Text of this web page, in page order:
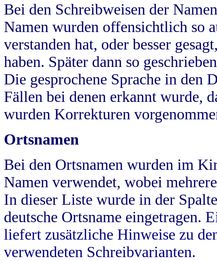
Bei den Schreibweisen der
Namen wurden offensichtlich so
verstanden hat, oder besser
haben. Später dann so
Die gesprochene Sprache in
Fällen bei denen erkannt wurde,
wurden Korrekturen
Ortsnamen
Bei den Ortsnamen wurden im
Namen verwendet, wobei
In dieser Liste wurde in der
deutsche Ortsname eingetragen.
liefert zusätzliche Hinweise zu
verwendeten Schreibvarianten.